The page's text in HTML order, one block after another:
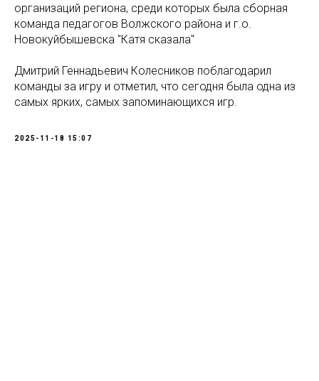
организаций региона, среди которых была сборная
команда педагогов Волжского района и г.о.
Новокуйбышевска "Катя сказала"
️Дмитрий Геннадьевич Колесников поблагодарил
команды за игру и отметил, что сегодня была одна из
самых ярких, самых запоминающихся игр.
2025-11-18 15:07